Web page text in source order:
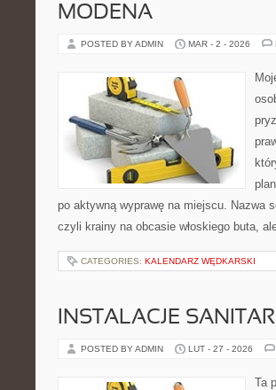
MODENA
POSTED BY ADMIN MAR - 2 - 2026
po aktywną wyprawę na miejscu. Nazwa
czyli krainy na obcasie włoskiego buta,
CATEGORIES: KALENDARZ WĘDKARSKI
INSTALACJE
POSTED BY ADMIN LUT - 27 - 2026
Ta